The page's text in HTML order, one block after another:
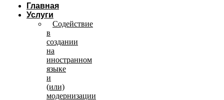
Главная
Услуги
Содействие
в
создании
на
иностранном
языке
и
(или)
модернизации